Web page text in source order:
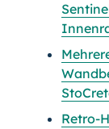
Retro-